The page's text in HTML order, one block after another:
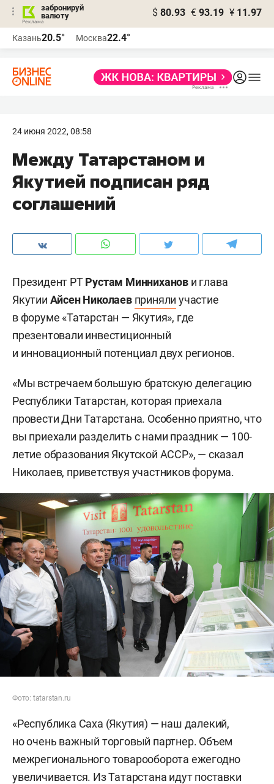
забронируй
валюту
$ 80.93 € 93.19 ¥ 11.97
Казань20.5° Москва22.4°
24 июня 2022, 08:58
Между Татарстаном и
Якутией подписан ряд
соглашений
Президент РТРустам Минниханов и глава
Якутии Айсен Николаев приняли участие
в форуме «Татарстан — Якутия», где
презентовали инвестиционный
и инновационный потенциал двух регионов.
«Мы встречаем большую братскую делегацию
Республики Татарстан, которая приехала
провести Дни Татарстана. Особенно приятно, что
вы приехали разделить с нами праздник — 100-
летие образования Якутской АССР», — сказал
Николаев, приветствуя участников форума.
Фото: tatarstan.ru
«Республика Саха (Якутия) — наш далекий,
но очень важный торговый партнер. Объем
межрегионального товарооборота ежегодно
увеличивается. Из Татарстана идут поставки